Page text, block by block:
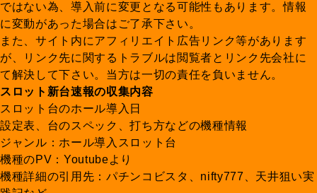
ではない為、導入前に変更となる可能性もあります。情報
に変動があった場合はご了承下さい。
また、サイト内にアフィリエイト広告リンク等があります
が、リンク先に関するトラブルは閲覧者とリンク先会社に
て解決して下さい。当方は一切の責任を負いません。
スロット新台速報の収集内容
スロット台のホール導入日
設定表、台のスペック、打ち方などの機種情報
ジャンル：ホール導入スロット台
機種のPV：Youtubeより
機種詳細の引用先：パチンコビスタ、nifty777、天井狙い実